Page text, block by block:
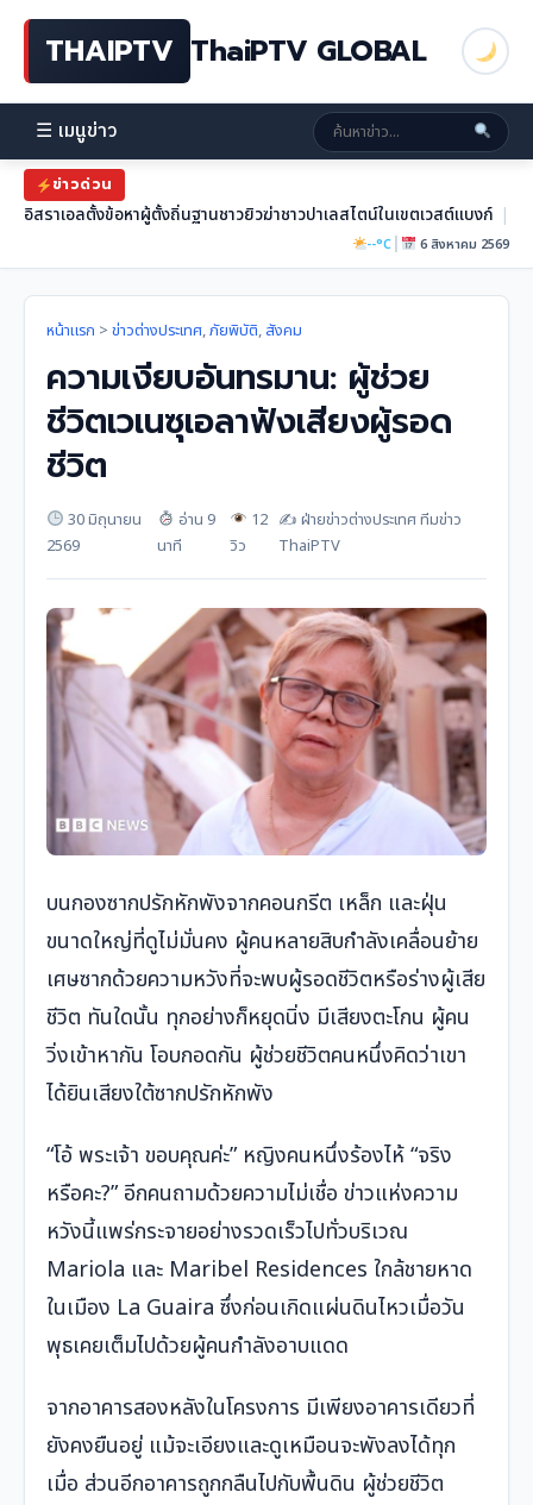
THAIPTV ThaiPTV GLOBAL
☰ เมนูข่าว
ข่าวด่วน
อิสราเอลตั้งข้อหาผู้ตั้งถิ่นฐานชาวยิวฆ่าชาวปาเลสไตน์ในเขตเวสต์แบงก์ |
--°C| 6 สิงหาคม 2569
หน้าแรก > ข่าวต่างประเทศ,ภัยพิบัติ, สังคม
ความเงียบอันทรมาน: ผู้ช่วย
ชีวิตเวเนซุเอลาฟังเสียงผู้รอด
ชีวิต
30 มิถุนายน
2569
อ่าน 9
นาที
12
วิว
✍️ ฝ่ายข่าวต่างประเทศ ทีมข่าว
ThaiPTV
บนกองซากปรักหักพังจากคอนกรีต เหล็ก และฝุ่น
ขนาดใหญ่ที่ดูไม่มั่นคง ผู้คนหลายสิบกำลังเคลื่อนย้าย
เศษซากด้วยความหวังที่จะพบผู้รอดชีวิตหรือร่างผู้เสีย
ชีวิต ทันใดนั้น ทุกอย่างก็หยุดนิ่ง มีเสียงตะโกน ผู้คน
วิ่งเข้าหากัน โอบกอดกัน ผู้ช่วยชีวิตคนหนึ่งคิดว่าเขา
ได้ยินเสียงใต้ซากปรักหักพัง
“โอ้ พระเจ้า ขอบคุณค่ะ” หญิงคนหนึ่งร้องไห้ “จริง
หรือคะ?” อีกคนถามด้วยความไม่เชื่อ ข่าวแห่งความ
หวังนี้แพร่กระจายอย่างรวดเร็วไปทั่วบริเวณ
Mariola และ Maribel Residences ใกล้ชายหาด
ในเมือง La Guaira ซึ่งก่อนเกิดแผ่นดินไหวเมื่อวัน
พุธเคยเต็มไปด้วยผู้คนกำลังอาบแดด
จากอาคารสองหลังในโครงการ มีเพียงอาคารเดียวที่
ยังคงยืนอยู่ แม้จะเอียงและดูเหมือนจะพังลงได้ทุก
เมื่อ ส่วนอีกอาคารถูกกลืนไปกับพื้นดิน ผู้ช่วยชีวิต